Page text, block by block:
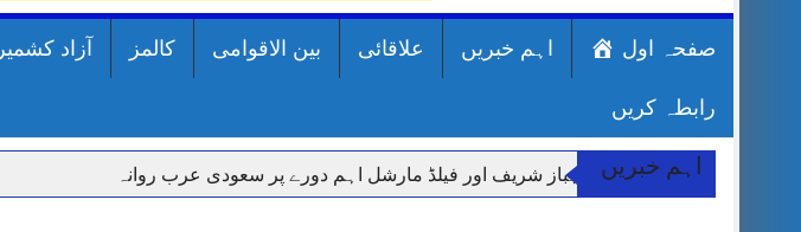
صفحہ اول اہم خبریں علاقائی بین الاقوامی کالمز آزاد کشمیر
رابطہ کریں
اہم خبریں
وزیر اعظم شہباز شریف اور فیلڈ مارشل اہم دورے پر سعودی عرب روانہ